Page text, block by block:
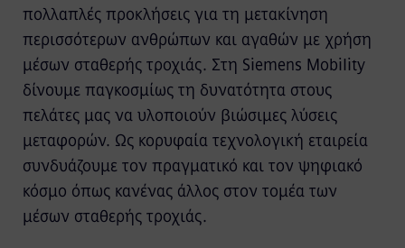
πολλαπλές προκλήσεις για τη μετακίνηση
περισσότερων ανθρώπων και αγαθών με χρήση
μέσων σταθερής τροχιάς. Στη Siemens Mobility
δίνουμε παγκοσμίως τη δυνατότητα στους
πελάτες μας να υλοποιούν βιώσιμες λύσεις
μεταφορών. Ως κορυφαία τεχνολογική εταιρεία
συνδυάζουμε τον πραγματικό και τον ψηφιακό
κόσμο όπως κανένας άλλος στον τομέα των
μέσων σταθερής τροχιάς.